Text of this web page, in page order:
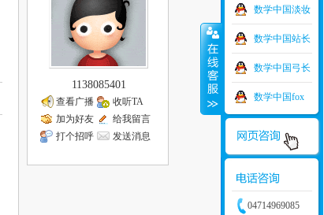
1138085401
查看广播
收听TA
加为好友
给我留言
打个招呼
发送消息
数学中国淡妆
数学中国站长
数学中国弓长
数学中国fox
04714969085